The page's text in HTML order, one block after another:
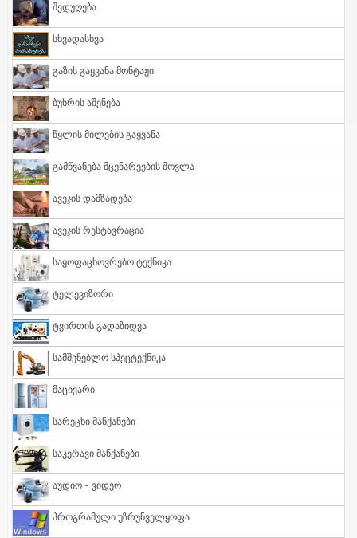
Შედუღება
Სხვადასხვა
Გაზის Გაყვანა Მონტაჟი
Ბუხრის Აშენება
Წყლის Მილების Გაყვანა
Გამწვანება Მცენარეების Მოვლა
Ავეჯის Დამზადება
Ავეჯის Რესტავრაცია
Საყოფაცხოვრებო Ტექნიკა
Ტელევიზორი
Ტვირთის Გადაზიდვა
Სამშენებლო Სპეცტექნიკა
Მაცივარი
Სარეცხი Მანქანები
Საკერავი Მანქანები
Აუდიო - Ვიდეო
Პროგრამული Უზრუნველყოფა